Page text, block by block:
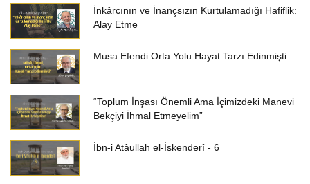
İnkârcının ve İnançsızın Kurtulamadığı Hafiflik:
Alay Etme
Musa Efendi Orta Yolu Hayat Tarzı Edinmişti
“Toplum İnşası Önemli Ama İçimizdeki Manevi
Bekçiyi İhmal Etmeyelim”
İbn-i Atâullah el-İskenderî - 6